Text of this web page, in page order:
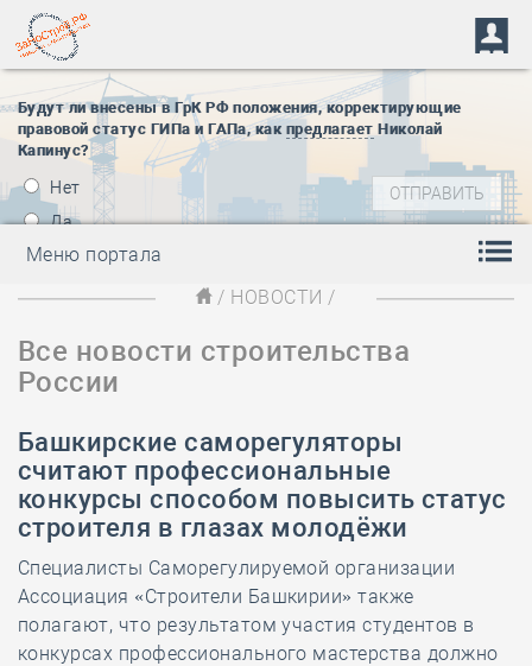
Будут ли внесены в ГрК РФ положения, корректирующие
правовой статус ГИПа и ГАПа, как предлагает Николай
Капинус?
Нет
Да
Меню портала
/ НОВОСТИ /
Все новости строительства
России
Башкирские саморегуляторы
считают профессиональные
конкурсы способом повысить статус
строителя в глазах молодёжи
Специалисты Саморегулируемой организации
Ассоциация «Строители Башкирии» также
полагают, что результатом участия студентов в
конкурсах профессионального мастерства должно